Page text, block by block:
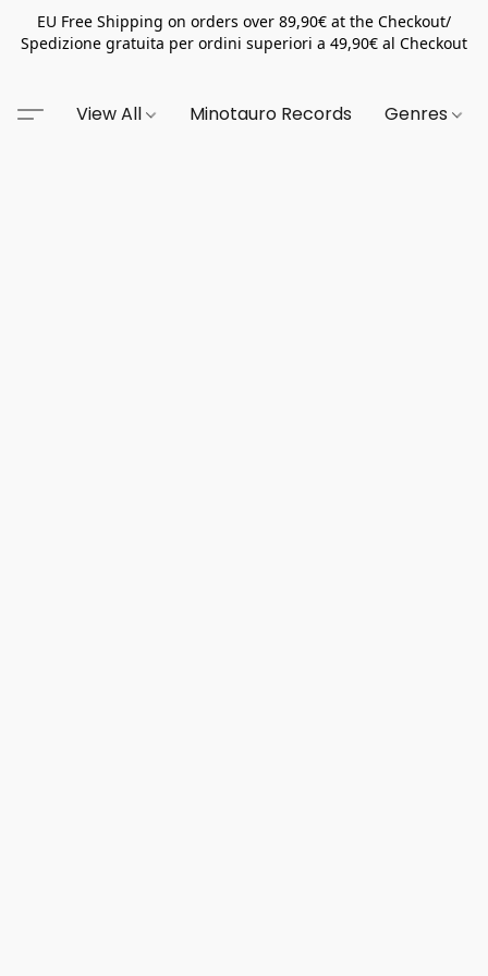
EU Free Shipping on orders over 89,90€ at the Checkout/
Spedizione gratuita per ordini superiori a 49,90€ al Checkout
View All Minotauro Records Genres